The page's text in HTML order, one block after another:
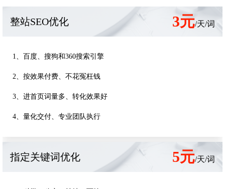
整站SEO优化 3元/天/词
1、百度、搜狗和360搜索引擎
2、按效果付费、不花冤枉钱
3、进首页词量多、转化效果好
4、量化交付、专业团队执行
指定关键词优化 5元/天/词